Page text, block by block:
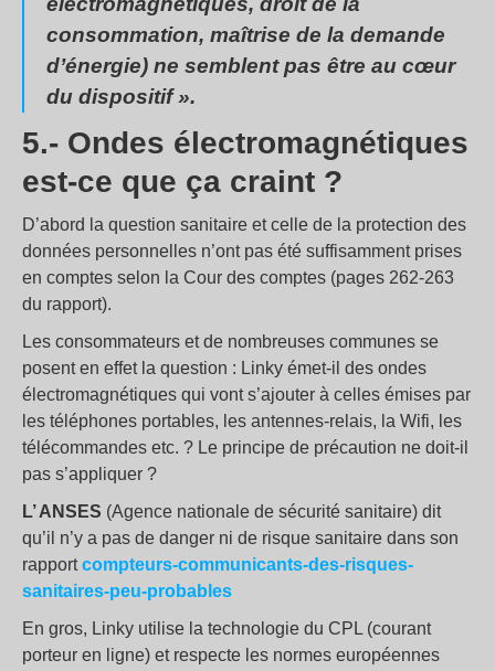
consommation, maîtrise de la demande
d’énergie) ne semblent pas être au cœur
du dispositif ».
5.- Ondes électromagnétiques
est-ce que ça craint ?
D’abord la question sanitaire et celle de la protection des
données personnelles n’ont pas été suffisamment prises
en comptes selon la Cour des comptes (pages 262-263
du rapport).
Les consommateurs et de nombreuses communes se
posent en effet la question : Linky émet-il des ondes
électromagnétiques qui vont s’ajouter à celles émises par
les téléphones portables, les antennes-relais, la Wifi, les
télécommandes etc. ? Le principe de précaution ne doit-il
pas s’appliquer ?
L’ ANSES (Agence nationale de sécurité sanitaire) dit
qu’il n’y a pas de danger ni de risque sanitaire dans son
rapportcompteurs-communicants-des-risques-
sanitaires-peu-probables
En gros, Linky utilise la technologie du CPL (courant
porteur en ligne) et respecte les normes européennes